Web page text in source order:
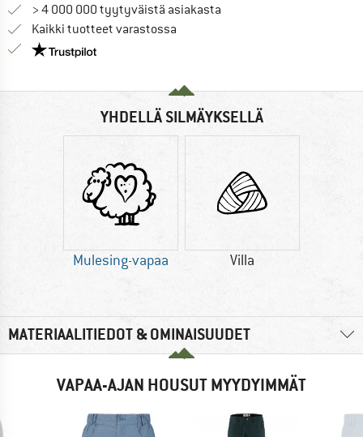
> 4 000 000 tyytyväistä asiakasta
Kaikki tuotteet varastossa
Meillä on Trustpilot -sertifiointi - lue lisää tästä!
YHDELLÄ SILMÄYKSELLÄ
Mulesing-vapaa Villa
MATERIAALITIEDOT & OMINAISUUDET
VAPAA-AJAN HOUSUT MYYDYIMMÄT